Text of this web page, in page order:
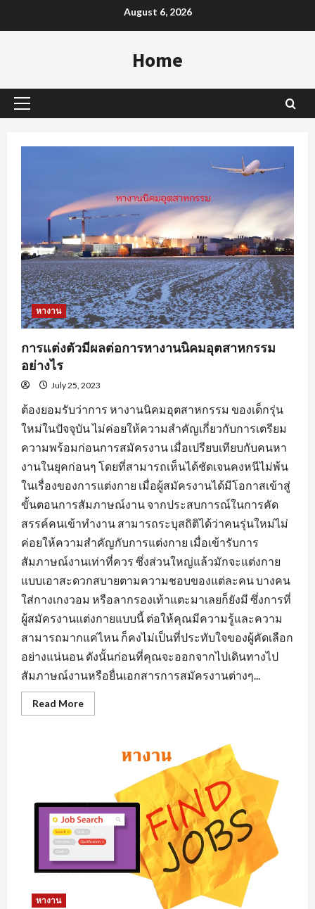
to
August 6, 2026
Home
Primary
หางาน
การแต่งตัวมีผลต่อการหางานนิคมอุตสาหกรรม
อย่างไร
July 25, 2023
ต้องยอมรับว่าการ หางานนิคมอุตสาหกรรม ของเด็กรุ่น
ใหม่ในปัจจุบัน ไม่ค่อยให้ความสำคัญเกี่ยวกับการเตรียม
ความพร้อมก่อนการสมัครงาน เมื่อเปรียบเทียบกับคนหา
งานในยุคก่อนๆ โดยที่สามารถเห็นได้ชัดเจนคงหนีไม่พ้น
ในเรื่องของการแต่งกาย เมื่อผู้สมัครงานได้มีโอกาสเข้าสู่
ขั้นตอนการสัมภาษณ์งาน จากประสบการณ์ในการคัด
สรรค์คนเข้าทำงาน สามารถระบุสถิติได้ว่าคนรุ่นใหม่ไม่
ค่อยให้ความสำคัญกับการแต่งกาย เมื่อเข้ารับการ
สัมภาษณ์งานเท่าที่ควร ซึ่งส่วนใหญ่แล้วมักจะแต่งกาย
แบบเอาสะดวกสบายตามความชอบของแต่ละคน บางคน
ใส่กางเกงวอม หรือลากรองเท้าแตะมาเลยก็ยังมี ซึ่งการที่
ผู้สมัครงานแต่งกายแบบนี้ ต่อให้คุณมีความรู้และความ
สามารถมากแค่ไหน ก็คงไม่เป็นที่ประทับใจของผู้คัดเลือก
อย่างแน่นอน ดังนั้นก่อนที่คุณจะออกจากไปเดินทางไป
สัมภาษณ์งานหรือยื่นเอกสารการสมัครงานต่างๆ...
Read MoreRead
more
หา
งาน
นิคม
อุตสาหกรรม
อย่างไร
หางาน